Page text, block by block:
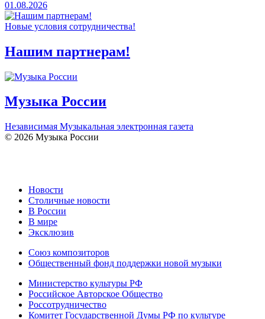
01.08.2026
Новые условия сотрудничества!
Нашим партнерам!
Музыка России
Независимая Музыкальная электронная газета
© 2026 Музыка России
Новости
Столичные новости
В России
В мире
Эксклюзив
Союз композиторов
Общественный фонд поддержки новой музыки
Министерство культуры РФ
Российское Авторское Общество
Россотрудничество
Комитет Государственной Думы РФ по культуре